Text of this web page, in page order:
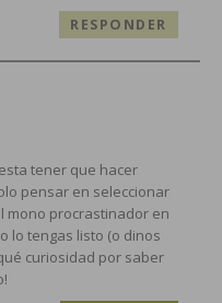
RESPONDER
tener que hacer
pensar en seleccionar
mono procrastinador en
lo tengas listo (o dinos
curiosidad por saber